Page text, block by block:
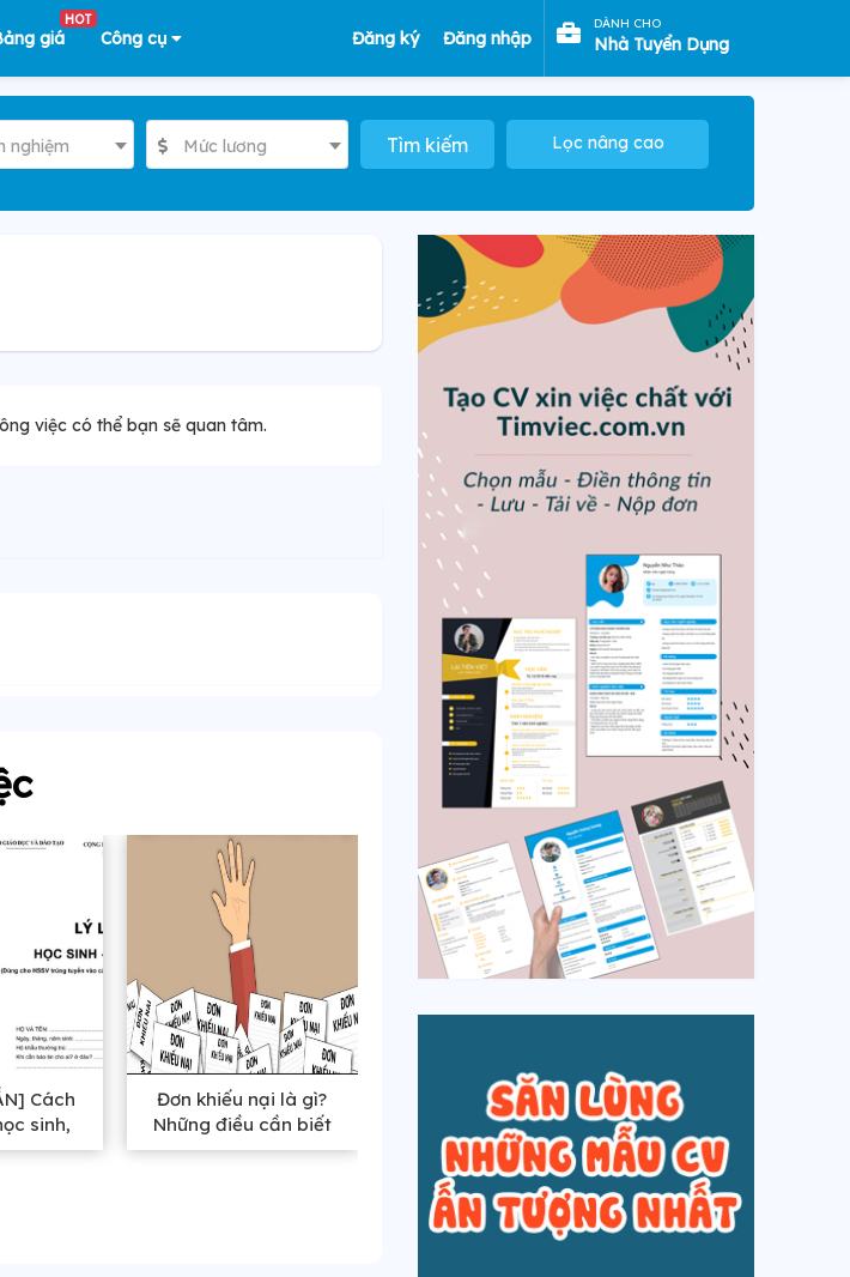
giá
HOT
Công cụ Đăng ký Đăng nhập
DÀNH CHO
Nhà Tuyển Dụng
nghiệm Mức lương Tìm kiếm Lọc nâng cao
việc có thể bạn sẽ quan tâm.
Cách
sinh,
xác
Đơn khiếu nại là gì?
Những điều cần biết
trước khi đi khiếu nại
[TẢI NGAY] Mẫu hợp
đồng cộng tác viên
mới nhất 2020
Giấy khám sức khỏe
xin việc và những
người lao động cần
nhớ kỹ